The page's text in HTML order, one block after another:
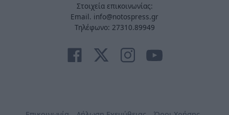
Στοιχεία επικοινωνίας:
Email. info@notospress.gr
Τηλέφωνο: 27310.89949